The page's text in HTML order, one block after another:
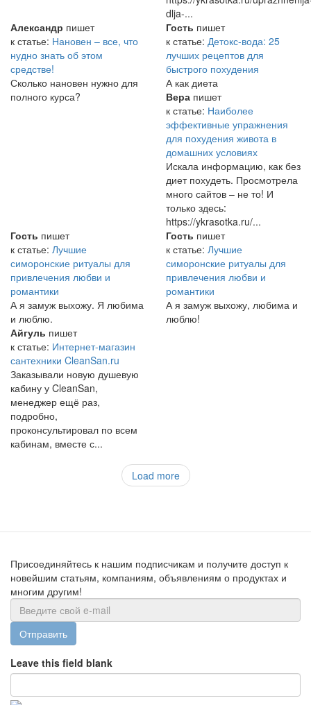
dlja-...
Александр пишет
к статье: Нановен – все, что
нудно знать об этом
средстве!
Сколько нановен нужно для
полного курса?
Гость пишет
к статье: Детокс-вода: 25
лучших рецептов для
быстрого похудения
А как диета
Вера пишет
к статье: Наиболее
эффективные упражнения
для похудения живота в
домашних условиях
Искала информацию, как без
диет похудеть. Просмотрела
много сайтов – не то! И
только здесь:
https://ykrasotka.ru/...
Гость пишет
к статье: Лучшие
симоронские ритуалы для
привлечения любви и
романтики
А я замуж выхожу. Я любима
и люблю.
Гость пишет
к статье: Лучшие
симоронские ритуалы для
привлечения любви и
романтики
А я замуж выхожу, любима и
люблю!
Айгуль пишет
к статье: Интернет-магазин
сантехники CleanSan.ru
Заказывали новую душевую
кабину у CleanSan,
менеджер ещё раз,
подробно,
проконсультировал по всем
кабинам, вместе с...
Load more
Присоединяйтесь к нашим подписчикам и получите доступ к
новейшим статьям, компаниям, объявлениям о продуктах и
многим другим!
Отправить
Leave this field blank